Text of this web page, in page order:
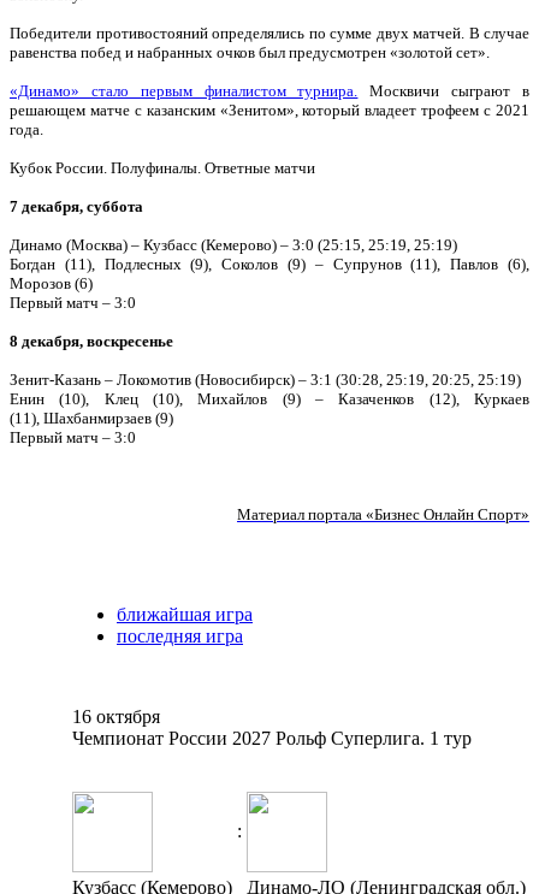
Победители противостояний определялись по сумме двух матчей. В случае
равенства побед и набранных очков был предусмотрен «золотой сет».
«Динамо» стало первым финалистом турнира.
Москвичи сыграют в
решающем матче с казанским «Зенитом», который владеет трофеем с 2021
года.
Кубок России. Полуфиналы. Ответные матчи
7 декабря, суббота
Динамо (Москва) – Кузбасс (Кемерово) – 3:0 (25:15, 25:19, 25:19)
Богдан (11), Подлесных (9), Соколов (9) – Супрунов (11), Павлов (6),
Морозов (6)
Первый матч – 3:0
8 декабря, воскресенье
Зенит-Казань – Локомотив (Новосибирск) – 3:1 (30:28, 25:19, 20:25, 25:19)
Енин (10), Клец (10), Михайлов (9) – Казаченков (12), Куркаев
(11), Шахбанмирзаев (9)
Первый матч – 3:0
Материал портала «Бизнес Онлайн Спорт»
ближайшая игра
последняя игра
16 октября
Чемпионат России 2027 Рольф Суперлига. 1 тур
:
Кузбасс (Кемерово) Динамо-ЛО (Ленинградская обл.)